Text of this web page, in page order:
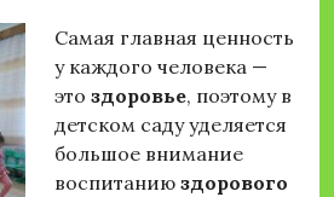
Самая главная ценность
у каждого человека —
это здоровье, поэтому в
детском саду уделяется
большое внимание
воспитанию здорового